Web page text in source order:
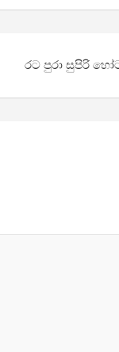
රට පුරා සුපිරි